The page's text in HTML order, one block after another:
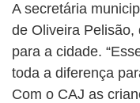
A secretária
de Oliveira Pelisão,
para a cidade.
toda a diferença
Com o CAJ as